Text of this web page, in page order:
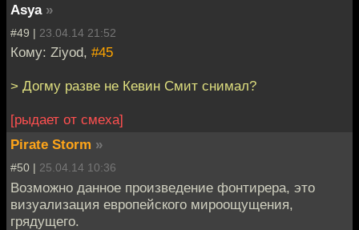
Asya »
#49 | 23.04.14 21:52
Кому: Ziyod, #45
> Догму разве не Кевин Смит снимал?
[рыдает от смеха]
Pirate Storm »
#50 | 25.04.14 10:36
Возможно данное произведение фонтирера, это
визуализация европейского мироощущения,
грядущего.